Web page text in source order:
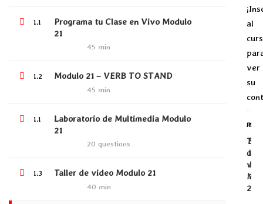
1.1
Programa tu Clase en Vivo Modulo
21
45 min
1.2 Modulo 21 – VERB TO STAND
45 min
1.1
Laboratorio de Multimedia Modulo
21
20 questions
1.3 Taller de video Modulo 21
40 min
al
ver
su
PREV
de
21
Self
21
ENGLISH LEVEL A2
NIVELACIÓN DE INGRESO AL PROGRAMA
LATEST COURSES
Programa de Profundización de
habilidad Grammar B2.1